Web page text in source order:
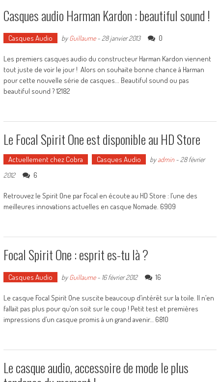
Casques audio Harman Kardon : beautiful sound !
Casques Audio byGuillaume- 28 janvier 2013 0
Les premiers casques audio du constructeur Harman Kardon viennent
tout juste de voir le jour ! Alors on souhaite bonne chance à Harman
pour cette nouvelle série de casques... Beautiful sound ou pas
beautiful sound ? 12182
Le Focal Spirit One est disponible au HD Store
Actuellement chez Cobra Casques Audio byadmin- 28 février
2012
6
Retrouvez le Spirit One par Focal en écoute au HD Store : l’une des
meilleures innovations actuelles en casque Nomade. 6909
Focal Spirit One : esprit es-tu là ?
Casques Audio byGuillaume- 16 février 2012 16
Le casque Focal Spirit One suscite beaucoup d’intérêt sur la toile. Il n’en
fallait pas plus pour qu’on soit sur le coup ! Petit test et premières
impressions d’un casque promis à un grand avenir… 6810
Le casque audio, accessoire de mode le plus